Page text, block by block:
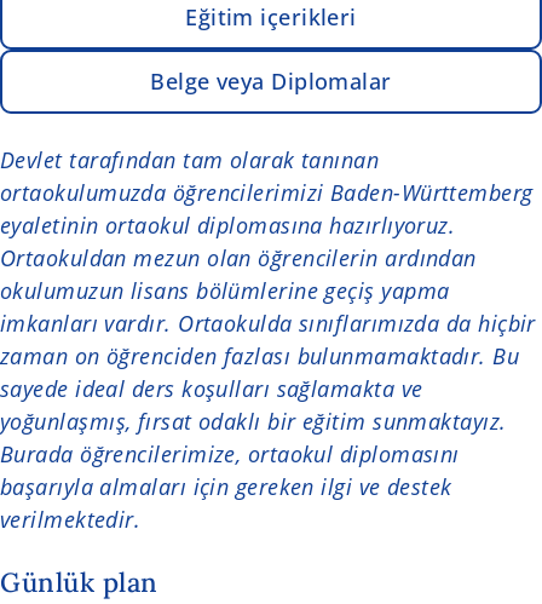
Eğitim içerikleri
Belge veya Diplomalar
Devlet tarafından tam olarak tanınan
ortaokulumuzda öğrencilerimizi Baden-Württemberg
eyaletinin ortaokul diplomasına hazırlıyoruz.
Ortaokuldan mezun olan öğrencilerin ardından
okulumuzun lisans bölümlerine geçiş yapma
imkanları vardır. Ortaokulda sınıflarımızda da hiçbir
zaman on öğrenciden fazlası bulunmamaktadır. Bu
sayede ideal ders koşulları sağlamakta ve
yoğunlaşmış, fırsat odaklı bir eğitim sunmaktayız.
Burada öğrencilerimize, ortaokul diplomasını
başarıyla almaları için gereken ilgi ve destek
verilmektedir.
Günlük plan